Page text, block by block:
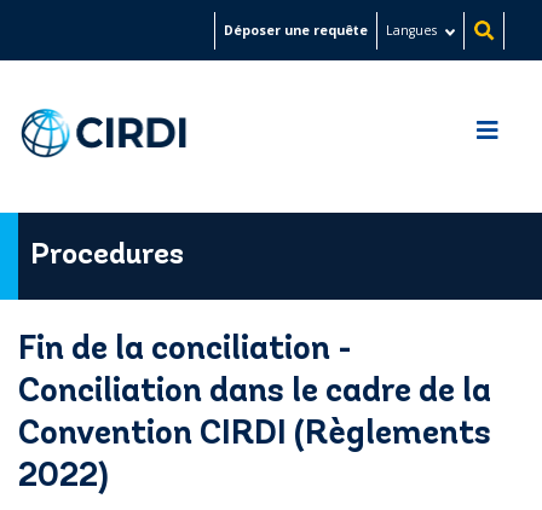
Déposer une requête Langues
Procedures
Fin de la conciliation -
Conciliation dans le cadre de la
Convention CIRDI (Règlements
2022)